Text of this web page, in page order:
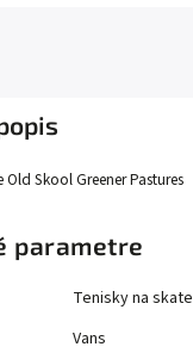
Old Skool Greener Pastures
parametre
Tenisky na skate
Vans